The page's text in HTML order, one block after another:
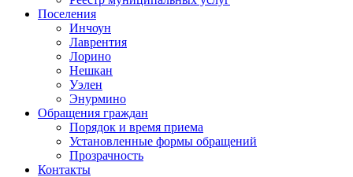
Поселения
Инчоун
Лаврентия
Лорино
Нешкан
Уэлен
Энурмино
Обращения граждан
Порядок и время приема
Установленные формы обращений
Прозрачность
Контакты